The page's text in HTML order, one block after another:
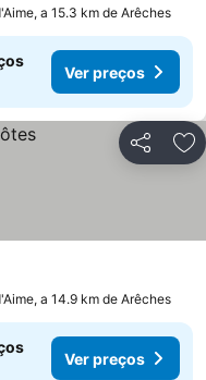
a 15.3 km de Arêches
Ver preços
Partilhar
a 14.9 km de Arêches
Ver preços